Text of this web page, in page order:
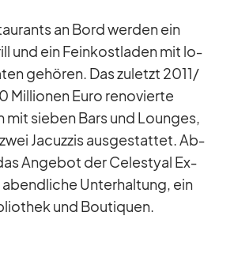
an Bord wer­den ein
und ein Fein­kost­la­den mit lo­
ge­hö­ren. Das zu­letzt 2011/​
Mil­lio­nen Euro re­no­vierte
mit sie­ben Bars und Loun­ges,
Ja­cuz­zis aus­ge­stat­tet. Ab­
An­ge­bot der Ce­les­tyal Ex­
Un­ter­hal­tung, ein
und Bou­ti­quen.